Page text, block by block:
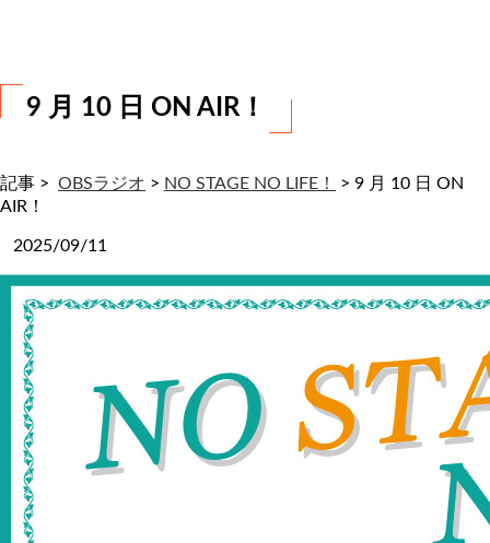
9 月 10 日 ON AIR！
記事 > OBSラジオ > NO STAGE NO LIFE！ > 9 月 10 日 ON
AIR！
2025/09/11